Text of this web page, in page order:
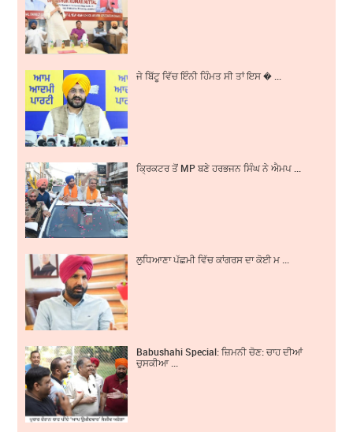
ਜੇ ਬਿੱਟੂ ਵਿੱਚ ਇੰਨੀ ਹਿੰਮਤ ਸੀ ਤਾਂ ਇਸ � ...
ਕ੍ਰਿਕਟਰ ਤੋਂ MP ਬਣੇ ਹਰਭਜਨ ਸਿੰਘ ਨੇ ਐਮਪ ...
ਲੁਧਿਆਣਾ ਪੱਛਮੀ ਵਿੱਚ ਕਾਂਗਰਸ ਦਾ ਕੋਈ ਮ ...
Babushahi Special: ਜ਼ਿਮਨੀ ਚੋਣ: ਚਾਹ ਦੀਆਂ
ਚੁਸਕੀਆ ...